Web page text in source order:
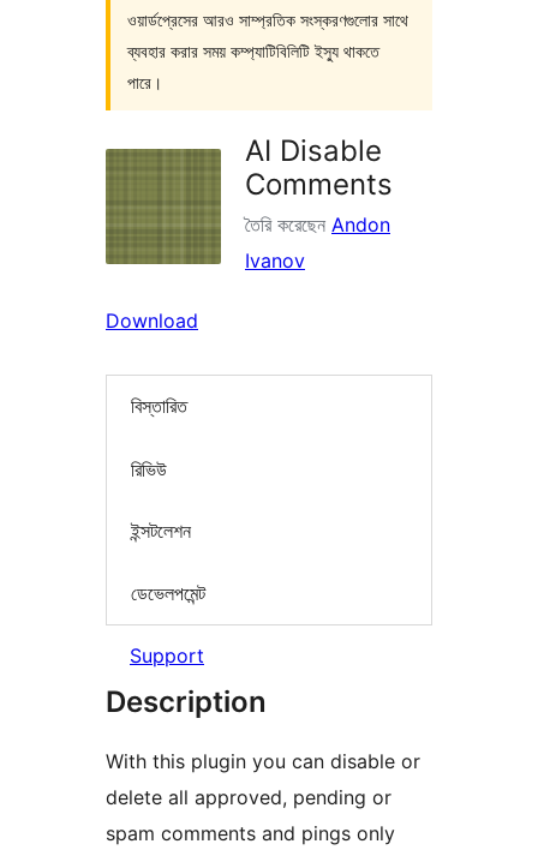
ওয়ার্ডপ্রেসের আরও সাম্প্রতিক সংস্করণগুলোর সাথে
ব্যবহার করার সময় কম্প্যাটিবিলিটি ইস্যু থাকতে
পারে।
AI Disable
Comments
তৈরি করেছেন Andon
Ivanov
Download
বিস্তারিত
রিভিউ
ইন্সটলেশন
ডেভেলপমেন্ট
Support
Description
With this plugin you can disable or
delete all approved, pending or
spam comments and pings only